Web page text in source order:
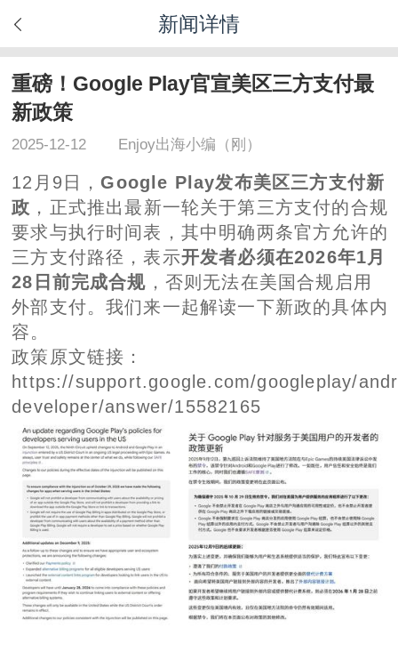
新闻详情
重磅！Google Play官宣美区三方支付最
新政策
2025-12-12 Enjoy出海小编（刚）
12月9日， Google Play发布美区三方支付新
政 ，正式推出最新一轮关于第三方支付的合规
要求与执行时间表，其中明确两条官方允许的
三方支付路径，表示开发者必须在2026年1月
28日前完成合规 ，否则无法在美国合规启用
外部支付。我们来一起解读一下新政的具体内
容。
政策原文链接：
https://support.google.com/googleplay/
developer/answer/15582165